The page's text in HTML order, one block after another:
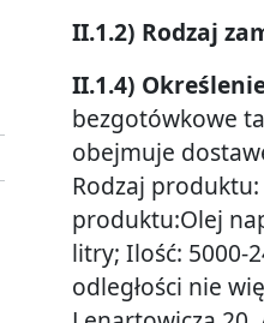
II.1.2) Rodzaj
II.1.4)
bezgotówkowe
obejmuje
Rodzaj produktu:
produktu:Olej
litry; Ilość: 5000-
odległości nie